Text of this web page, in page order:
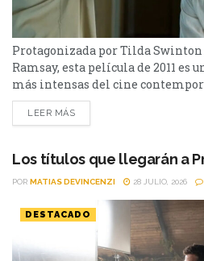
Protagonizada por Tilda
Ramsay, esta película de 2011 es
más intensas del cine
disponible en streaming. Hay
otras que dejan una marca difícil
Basada en la novela homónima
LEER MÁS
Los títulos que llegarán a
POR MATIAS DEVINCENZI 28 JULIO, 2026
DESTACADO